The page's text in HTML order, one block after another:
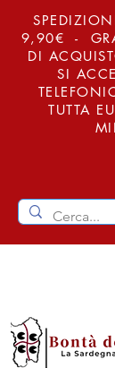
9,90€ -
DI
SI
TUTTA